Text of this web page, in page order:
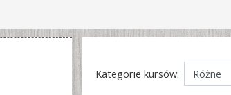
Kategorie kursów: